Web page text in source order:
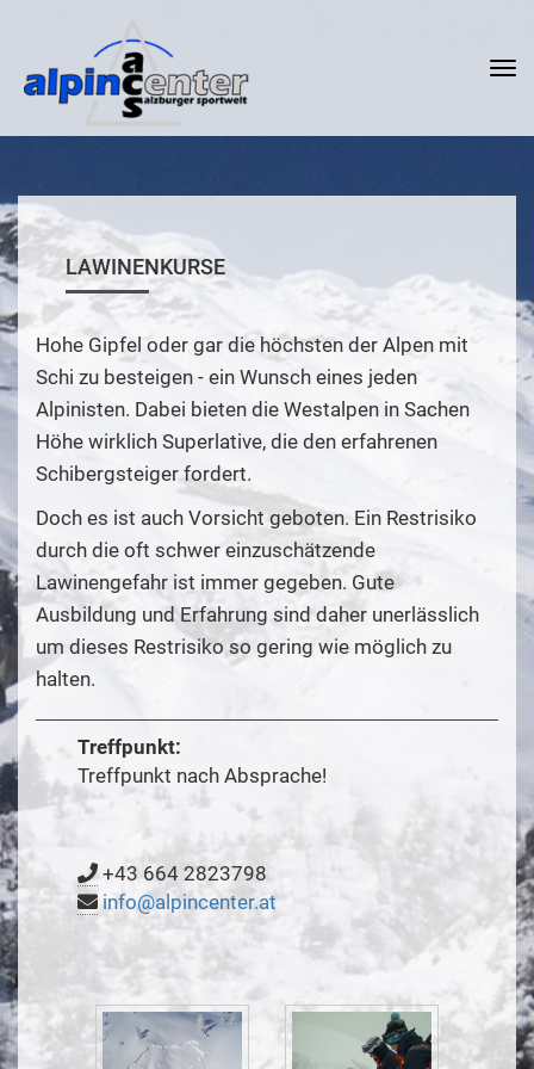
LAWINENKURSE
Hohe Gipfel oder gar die höchsten der Alpen mit
Schi zu besteigen - ein Wunsch eines jeden
Alpinisten. Dabei bieten die Westalpen in Sachen
Höhe wirklich Superlative, die den erfahrenen
Schibergsteiger fordert.
Doch es ist auch Vorsicht geboten. Ein Restrisiko
durch die oft schwer einzuschätzende
Lawinengefahr ist immer gegeben. Gute
Ausbildung und Erfahrung sind daher unerlässlich
um dieses Restrisiko so gering wie möglich zu
halten.
Treffpunkt:
Treffpunkt nach Absprache!
+43 664 2823798
info@alpincenter.at